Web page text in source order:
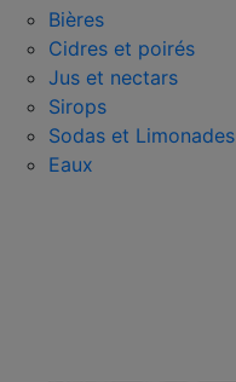
Bières
Cidres et poirés
Jus et nectars
Sirops
Sodas et Limonades
Eaux